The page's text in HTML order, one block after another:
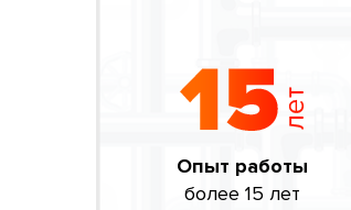
Опыт работы
более 15 лет